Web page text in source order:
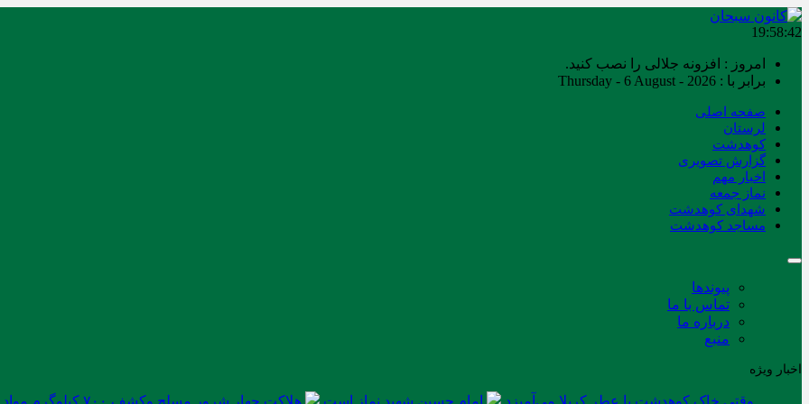
19:58:43
امروز : افزونه جلالی را نصب کنید.
برابر با : Thursday - 6 August - 2026
صفحه اصلی
لرستان
کوهدشت
گزارش تصویری
اخبار مهم
نماز جمعه
شهدای کوهدشت
مساجد کوهدشت
پیوندها
تماس با ما
درباره ما
منبع
اخبار ویژه
وقتی خاک کوهدشت با عطر کربلا می‌آمیزد امام حسین شهید نماز است هلاکت چهار شرور مسلح وکشف ۷۰۰ کیلوگرم مواد مخدر